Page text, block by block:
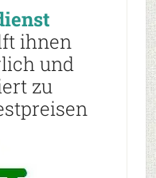
ihnen
und
zu